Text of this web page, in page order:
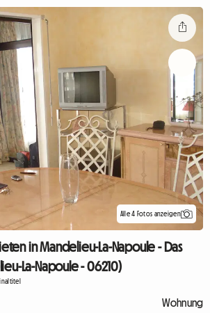
Alle 4 Fotos anzeigen
in Mandelieu-La-Napoule - Das
La-Napoule - 06210)
Wohnung